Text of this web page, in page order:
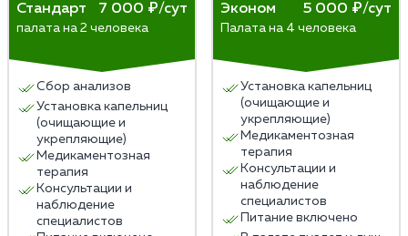
Стандарт 7 000 ₽/сут
палата на 2 человека
Сбор анализов
Установка капельниц
(очищающие и
укрепляющие)
Медикаментозная
терапия
Консультации и
наблюдение
специалистов
Эконом 5 000 ₽/сут
Палата на 4 человека
Установка капельниц
(очищающие и
укрепляющие)
Медикаментозная
терапия
Консультации и
наблюдение
специалистов
Питание включено